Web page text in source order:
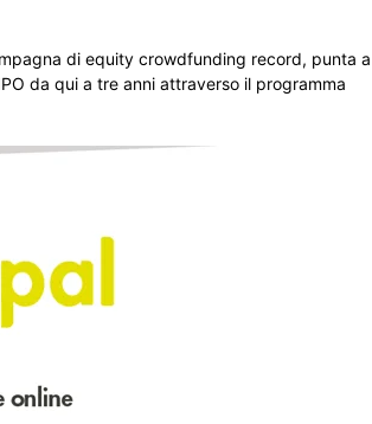
di equity crowdfunding record, punta a
da qui a tre anni attraverso il programma